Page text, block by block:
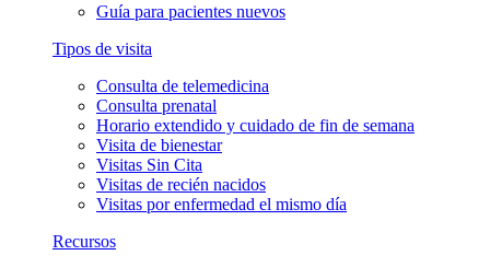
Guía para pacientes nuevos
Tipos de visita
Consulta de telemedicina
Consulta prenatal
Horario extendido y cuidado de fin de semana
Visita de bienestar
Visitas Sin Cita
Visitas de recién nacidos
Visitas por enfermedad el mismo día
Recursos